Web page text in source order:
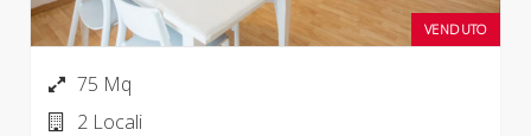
VENDUTO
75 Mq
2 Locali